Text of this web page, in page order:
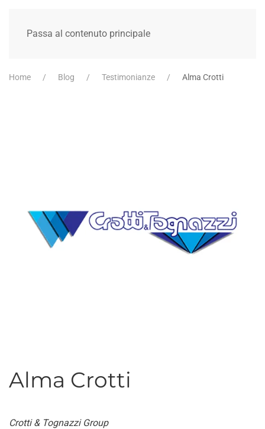
Passa al contenuto principale
Home Blog Testimonianze Alma Crotti
Alma Crotti
Crotti & Tognazzi Group